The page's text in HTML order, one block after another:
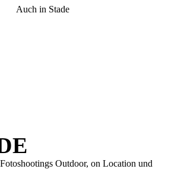
Auch in Stade
Outdoor, on Location und